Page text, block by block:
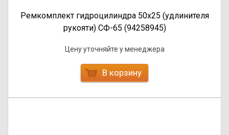
Ремкомплект гидроцилиндра 50х25 (удлинителя
рукояти) СФ-65 (94258945)
Цену уточняйте у менеджера
В корзину